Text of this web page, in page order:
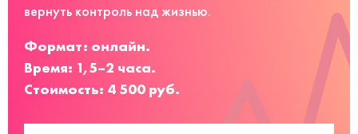
вернуть контроль над жизнью.
Формат: онлайн.
Время: 1,5–2 часа.
Стоимость: 4 500 руб.